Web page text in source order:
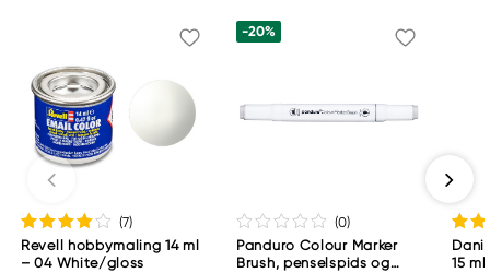
(7)
Revell hobbymaling 14 ml
– 04 White/gloss
-20%
(0)
Panduro Colour Marker
Brush, penselspids og
15